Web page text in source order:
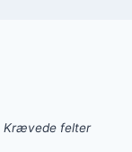
Krævede felter